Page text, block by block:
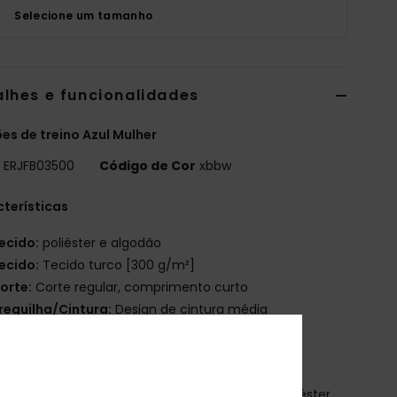
Selecione um tamanho
e funcionalidades
de treino Azul Mulher
ERJFB03500 Código de Cor xbbw
poliéster e algodão
Tecido turco [300 g/m²]
Corte regular, comprimento curto
Cintura: Design de cintura média